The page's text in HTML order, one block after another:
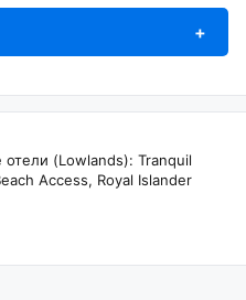
+
(Lowlands): Tranquil
Access, Royal Islander